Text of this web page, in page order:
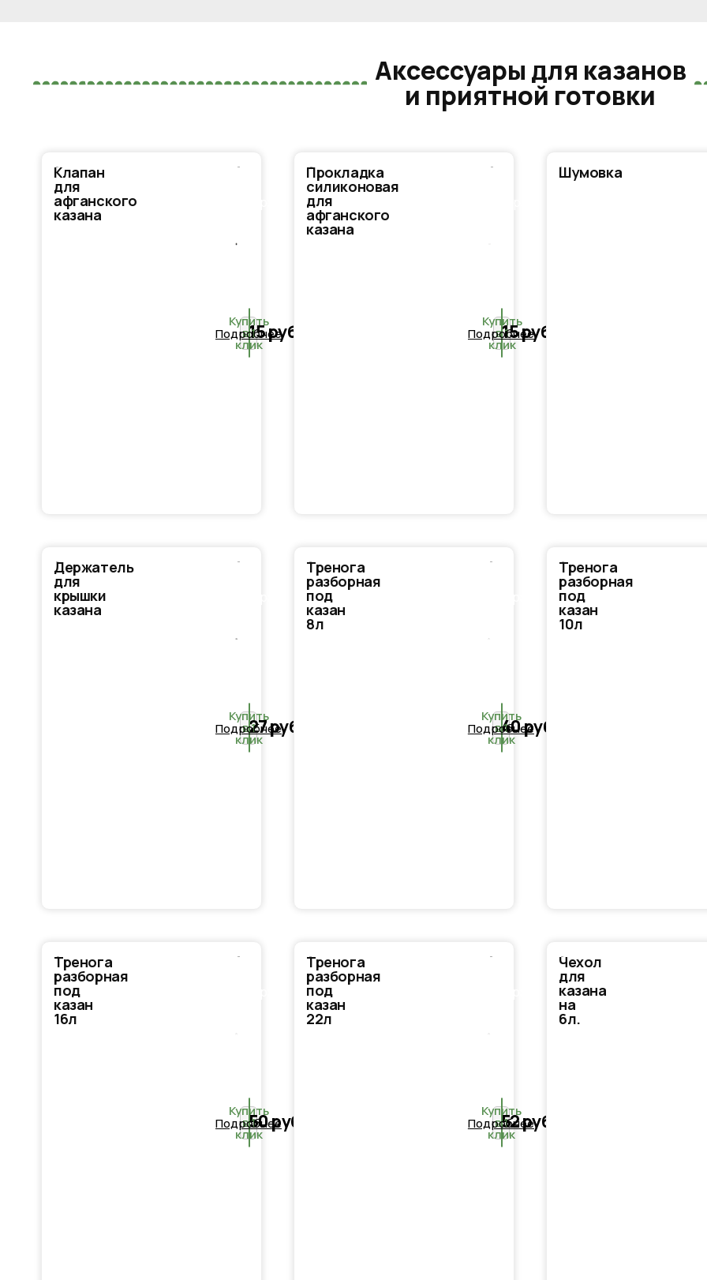
Аксессуары для казанов
и приятной готовки
Клапан
для
афганского
казана
15руб.
Купить
в 1
клик
Подробнее
Прокладка
силиконовая
для
афганского
казана
15руб.
Купить
в 1
клик
Подробнее
Шумовка
Держатель
для
крышки
казана
27руб.
Купить
в 1
клик
Подробнее
Тренога
разборная
под
казан
8л
40руб.
Купить
в 1
клик
Подробнее
Тренога
разборная
под
казан
10л
Тренога
разборная
под
казан
16л
50руб.
Купить
в 1
клик
Подробнее
Тренога
разборная
под
казан
22л
52руб.
Купить
в 1
клик
Подробнее
Чехол
для
казана
на
6л.